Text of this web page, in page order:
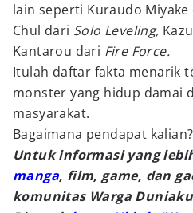
lain seperti Kuraudo Miyake
Chul dari Solo Leveling,
Kantarou dari Fire Force.
Itulah daftar fakta menarik
monster yang hidup damai
masyarakat.
Bagaimana pendapat kalian?
Untuk informasi yang
manga, film, game, dan
komunitas Warga